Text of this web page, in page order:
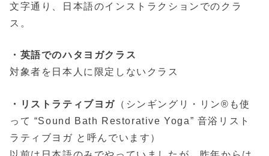
文字通り、日本語のインストラクションでのクラ
ス。
・英語でのハタヨガクラス
対象者を日本人に限定しないクラス
・リストラティブヨガ （シンギングリ・リン®も使
って “Sound Bath Restorative Yoga” 音浴リスト
ラティブヨガ と呼んでいます）